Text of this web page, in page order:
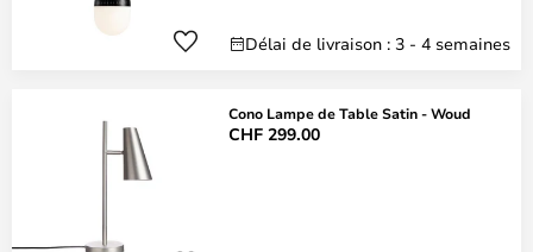
Délai de livraison : 3 - 4 semaines
Cono Lampe de Table Satin - Woud
CHF 299.00